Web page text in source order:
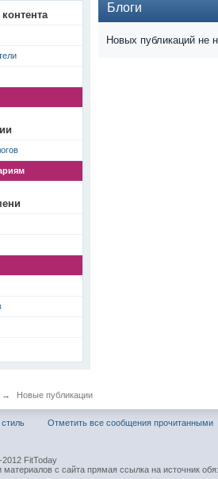
Блоги
Новых публикаций не
→ Новые публикации
Отметить все сообщения прочитанными
FitToday
материалов с сайта прямая ссылка на источник